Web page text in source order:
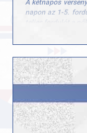
A kétnapos
napon az 1-5.
teljes fordulót a
veretlenül nyerte
Szosznyák
Novemberben
összeállítású
a férfiaknál
asztalhoz